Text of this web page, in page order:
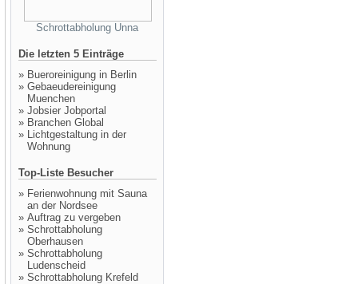
Schrottabholung Unna
Die letzten 5 Einträge
» Bueroreinigung in Berlin
» Gebaeudereinigung
Muenchen
» Jobsier Jobportal
» Branchen Global
» Lichtgestaltung in der
Wohnung
Top-Liste Besucher
» Ferienwohnung mit Sauna
an der Nordsee
» Auftrag zu vergeben
» Schrottabholung
Oberhausen
» Schrottabholung
Ludenscheid
» Schrottabholung Krefeld